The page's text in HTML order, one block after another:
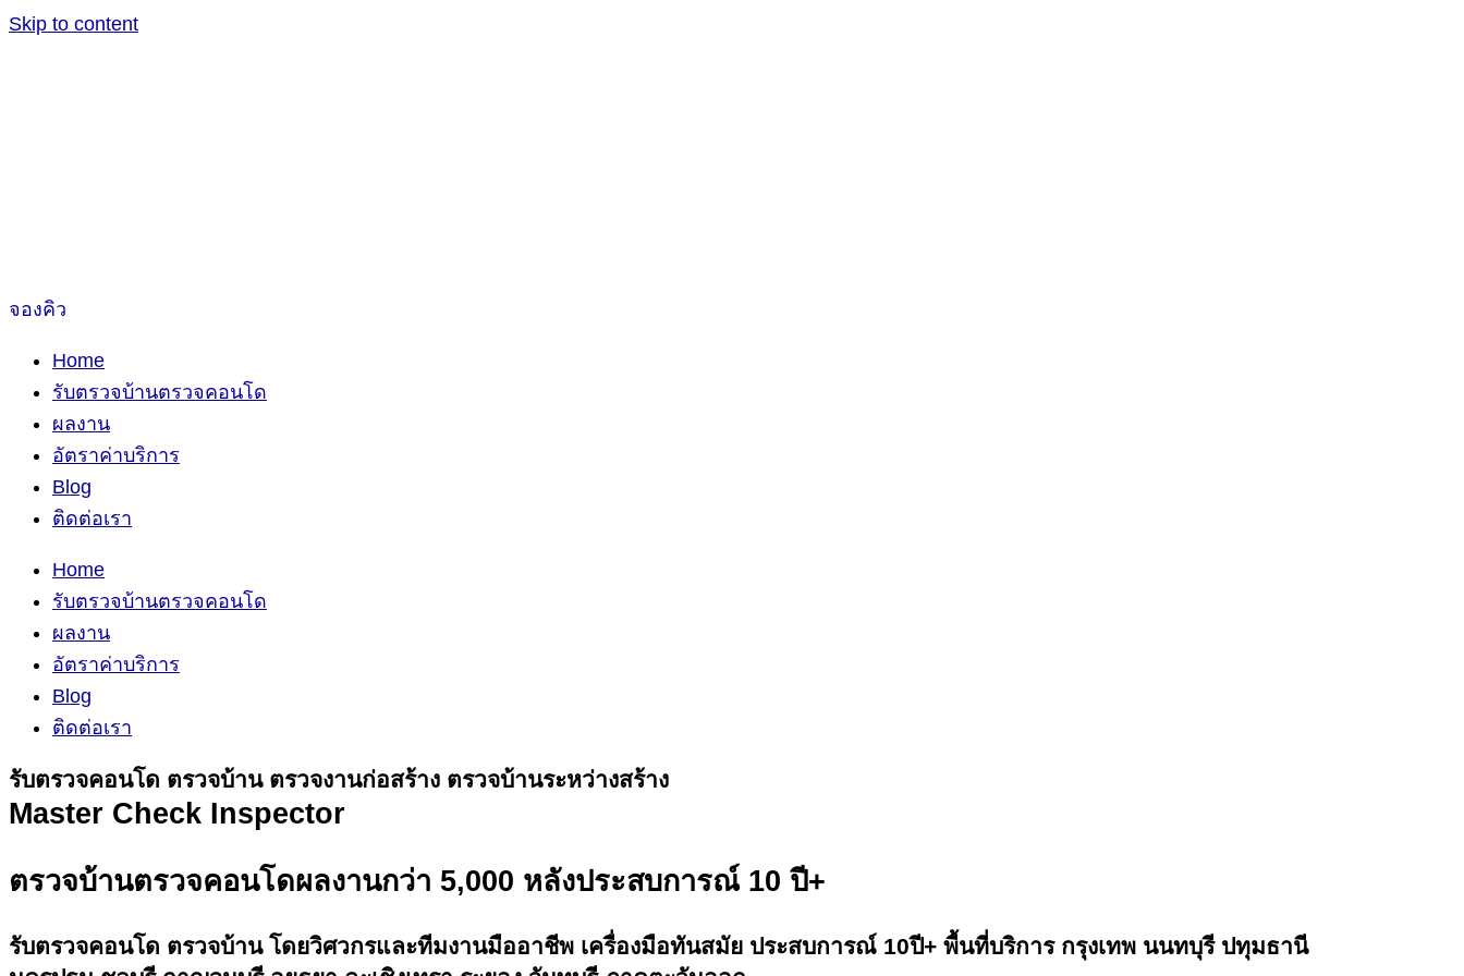
Skip to content
จองคิว
Home
รับตรวจบ้านตรวจคอนโด
ผลงาน
อัตราค่าบริการ
Blog
ติดต่อเรา
Home
รับตรวจบ้านตรวจคอนโด
ผลงาน
อัตราค่าบริการ
Blog
ติดต่อเรา
รับตรวจคอนโด ตรวจบ้าน ตรวจงานก่อสร้าง ตรวจบ้านระหว่างสร้าง
Master Check Inspector
ตรวจบ้านตรวจคอนโดผลงานกว่า 5,000 หลังประสบการณ์ 10 ปี+
รับตรวจคอนโด ตรวจบ้าน โดยวิศวกรและทีมงานมืออาชีพ เครื่องมือทันสมัย ประสบการณ์ 10ปี+ พื้นที่บริการ กรุงเทพ นนทบุรี ปทุมธานี